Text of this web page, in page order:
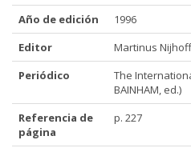
Año de edición
1996
Editor
Martinus
Periódico
The
BAINHAM, ed.)
Referencia de
página
p. 227